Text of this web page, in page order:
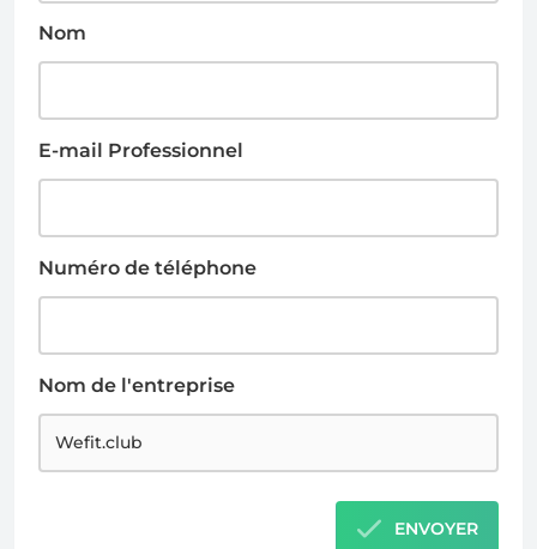
Nom
E-mail Professionnel
Numéro de téléphone
Nom de l'entreprise
ENVOYER